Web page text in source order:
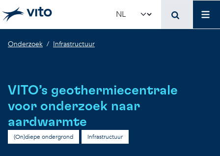
Skip to main content
Select your language
Concrete toepassingen
Gebruik onze infrastructuur
Concrete toepassingen
State-of-the-art
Unieke infrastructuur
Concrete toepassingen
Breadcrumb
Onderzoek Infrastructuur
VITO’s geothermiecentrale
voor onderzoek naar
aardwarmte
(On)diepe ondergrond Infrastructuur